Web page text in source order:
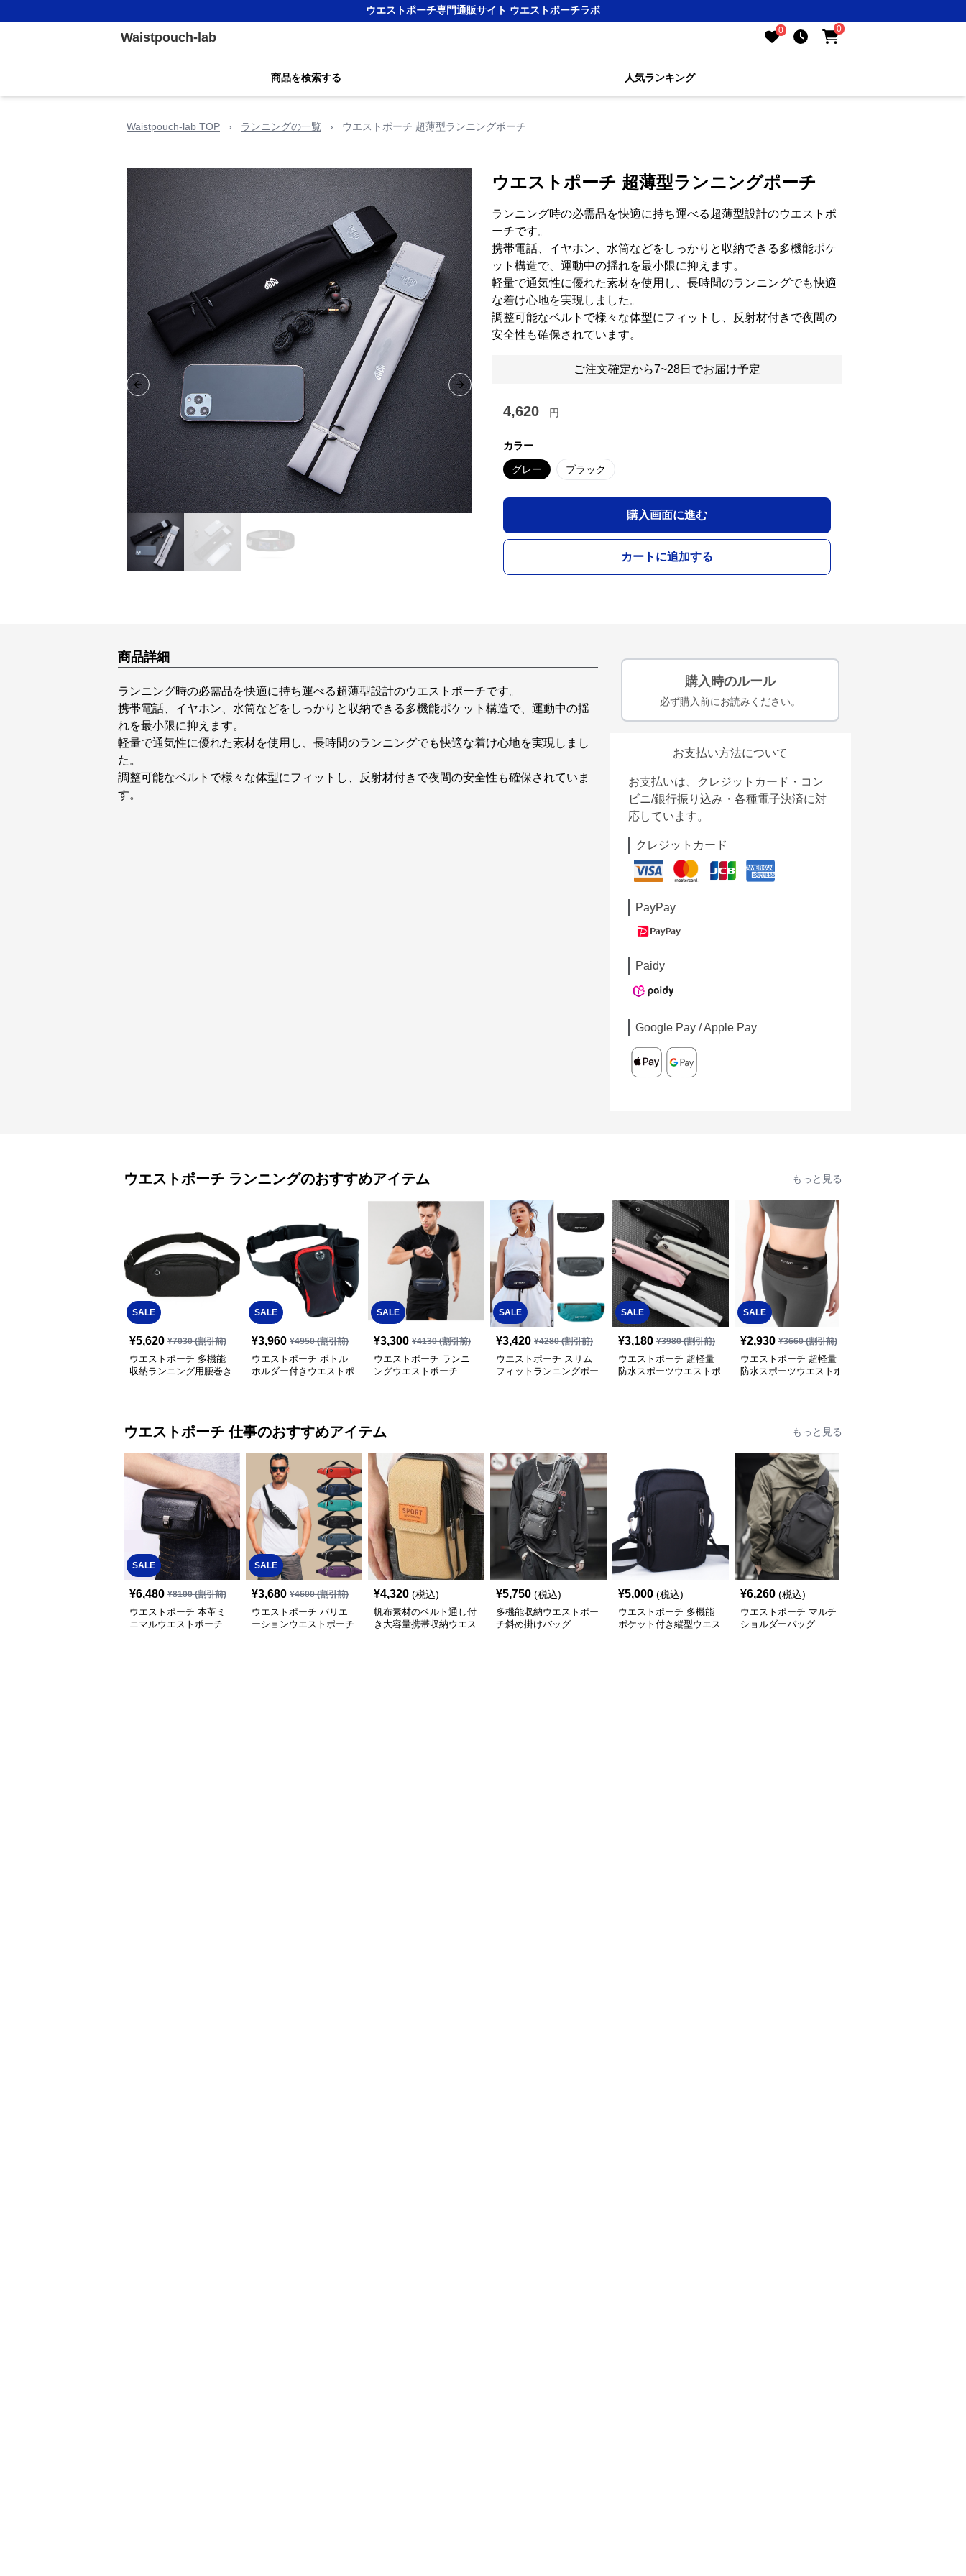
ウエストポーチ専門通販サイト ウエストポーチラボ
Waistpouch-lab 0 0
商品を検索する 人気ランキング
Waistpouch-lab TOP › ランニングの一覧 › ウエストポーチ 超薄型ランニングポーチ
Previous slide Next slide
ウエストポーチ 超薄型ランニングポーチ
ランニング時の必需品を快適に持ち運べる超薄型設計のウエストポ
ーチです。
携帯電話、イヤホン、水筒などをしっかりと収納できる多機能ポケ
ット構造で、運動中の揺れを最小限に抑えます。
軽量で通気性に優れた素材を使用し、長時間のランニングでも快適
な着け心地を実現しました。
調整可能なベルトで様々な体型にフィットし、反射材付きで夜間の
安全性も確保されています。
ご注文確定から7~28日でお届け予定
4,620 円
カラー
グレー ブラック
購入画面に進む
カートに追加する
商品詳細
ランニング時の必需品を快適に持ち運べる超薄型設計のウエストポーチです。
携帯電話、イヤホン、水筒などをしっかりと収納できる多機能ポケット構造で、運動中の揺
れを最小限に抑えます。
軽量で通気性に優れた素材を使用し、長時間のランニングでも快適な着け心地を実現しまし
た。
調整可能なベルトで様々な体型にフィットし、反射材付きで夜間の安全性も確保されていま
す。
購入時のルール
必ず購入前にお読みください。
お支払い方法について
お支払いは、クレジットカード・コン
ビニ/銀行振り込み・各種電子決済に対
応しています。
クレジットカード
PayPay
Paidy
Google Pay / Apple Pay
ウエストポーチ ランニングのおすすめアイテム もっと見る
SALE
¥5,620 ¥7030(割引前)
ウエストポーチ 多機能
収納ランニング用腰巻き
SALE
¥3,960 ¥4950(割引前)
ウエストポーチ ボトル
ホルダー付きウエストポ
SALE
¥3,300 ¥4130(割引前)
ウエストポーチ ランニ
ングウエストポーチ
SALE
¥3,420 ¥4280(割引前)
ウエストポーチ スリム
フィットランニングポー
SALE
¥3,180 ¥3980(割引前)
ウエストポーチ 超軽量
防水スポーツウエストポ
SALE
¥2,930 ¥3660(割引前)
ウエストポーチ 超軽量
防水スポーツウエストポ
ウエストポーチ 仕事のおすすめアイテム もっと見る
SALE
¥6,480 ¥8100(割引前)
ウエストポーチ 本革ミ
ニマルウエストポーチ
SALE
¥3,680 ¥4600(割引前)
ウエストポーチ バリエ
ーションウエストポーチ
¥4,320 (税込)
帆布素材のベルト通し付
き大容量携帯収納ウエス
¥5,750 (税込)
多機能収納ウエストポー
チ斜め掛けバッグ
¥5,000 (税込)
ウエストポーチ 多機能
ポケット付き縦型ウエス
¥6,260 (税込)
ウエストポーチ マルチ
ショルダーバッグ